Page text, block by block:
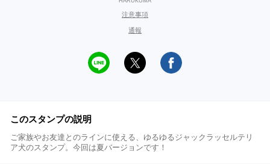
注意事項
通報
このスタンプの説明
ご家族やお友達とのラインに使える、ゆるゆるジャックラッセルテリ
ア犬のスタンプ。今回は夏バージョンです！